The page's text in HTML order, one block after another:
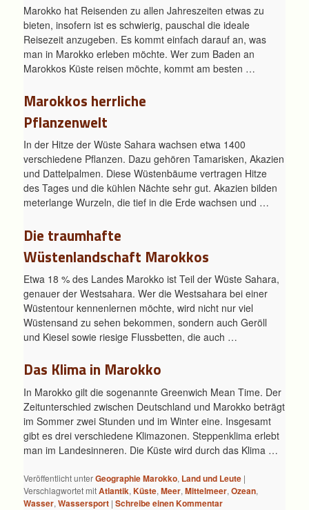
Marokko hat Reisenden zu allen Jahreszeiten etwas zu
bieten, insofern ist es schwierig, pauschal die ideale
Reisezeit anzugeben. Es kommt einfach darauf an, was
man in Marokko erleben möchte. Wer zum Baden an
Marokkos Küste reisen möchte, kommt am besten …
Marokkos herrliche
Pflanzenwelt
In der Hitze der Wüste Sahara wachsen etwa 1400
verschiedene Pflanzen. Dazu gehören Tamarisken, Akazien
und Dattelpalmen. Diese Wüstenbäume vertragen Hitze
des Tages und die kühlen Nächte sehr gut. Akazien bilden
meterlange Wurzeln, die tief in die Erde wachsen und …
Die traumhafte
Wüstenlandschaft Marokkos
Etwa 18 % des Landes Marokko ist Teil der Wüste Sahara,
genauer der Westsahara. Wer die Westsahara bei einer
Wüstentour kennenlernen möchte, wird nicht nur viel
Wüstensand zu sehen bekommen, sondern auch Geröll
und Kiesel sowie riesige Flussbetten, die auch …
Das Klima in Marokko
In Marokko gilt die sogenannte Greenwich Mean Time. Der
Zeitunterschied zwischen Deutschland und Marokko beträgt
im Sommer zwei Stunden und im Winter eine. Insgesamt
gibt es drei verschiedene Klimazonen. Steppenklima erlebt
man im Landesinneren. Die Küste wird durch das Klima …
Veröffentlicht unterGeographie Marokko, Land und Leute |
Verschlagwortet mitAtlantik,Küste,Meer,Mittelmeer,Ozean,
Wasser,Wassersport |Schreibe einen Kommentar